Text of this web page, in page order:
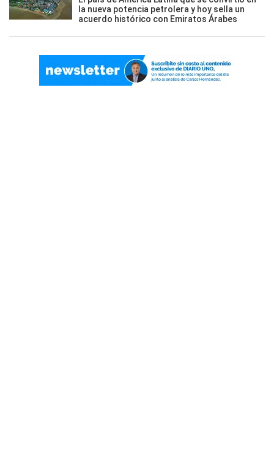
la nueva potencia petrolera y hoy sella un
acuerdo histórico con Emiratos Árabes